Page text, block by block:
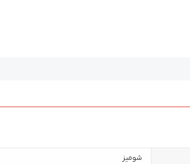
شومیز